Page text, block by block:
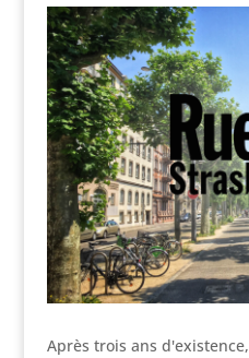
Après trois ans d'existence,